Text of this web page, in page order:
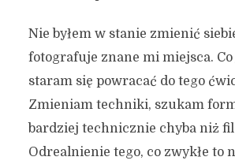
Nie byłem w stanie zmienić
fotografuje znane mi miejsca.
staram się powracać do tego
Zmieniam techniki, szukam
bardziej technicznie chyba niż
Odrealnienie tego, co zwykłe to